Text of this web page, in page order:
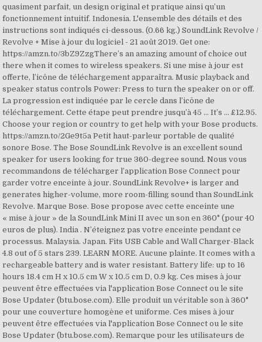
quasiment parfait, un design original et pratique ainsi qu’un
fonctionnement intuitif. Indonesia. L'ensemble des détails et des
instructions sont indiqués ci-dessous. (0.66 kg.) SoundLink Revolve /
Revolve + Mise à jour du logiciel - 21 août 2019. Get one:
https://amzn.to/3bZ9ZzgThere’s an amazing amount of choice out
there when it comes to wireless speakers. Si une mise à jour est
offerte, l’icône de téléchargement apparaîtra. Music playback and
speaker status controls Power: Press to turn the speaker on or off.
La progression est indiquée par le cercle dans l’icône de
téléchargement. Cette étape peut prendre jusqu’à 45 … It’s … £12.95.
Choose your region or country to get help with your Bose products.
https://amzn.to/2Ge9t5a Petit haut-parleur portable de qualité
sonore Bose. The Bose SoundLink Revolve is an excellent sound
speaker for users looking for true 360-degree sound. Nous vous
recommandons de télécharger l’application Bose Connect pour
garder votre enceinte à jour. SoundLink Revolve+ is larger and
generates higher-volume, more room-filling sound than SoundLink
Revolve. Marque Bose. Bose propose avec cette enceinte une
« mise à jour » de la SoundLink Mini II avec un son en 360° (pour 40
euros de plus). India . N’éteignez pas votre enceinte pendant ce
processus. Malaysia. Japan. Fits USB Cable and Wall Charger-Black
4.8 out of 5 stars 239. LEARN MORE. Aucune plainte. It comes with a
rechargeable battery and is water resistant. Battery life: up to 16
hours 18.4 cm H x 10.5 cm W x 10.5 cm D, 0.9 kg. Ces mises à jour
peuvent être effectuées via l'application Bose Connect ou le site
Bose Updater (btu.bose.com). Elle produit un véritable son à 360°
pour une couverture homogène et uniforme. Ces mises à jour
peuvent être effectuées via l'application Bose Connect ou le site
Bose Updater (btu.bose.com). Remarque pour les utilisateurs de